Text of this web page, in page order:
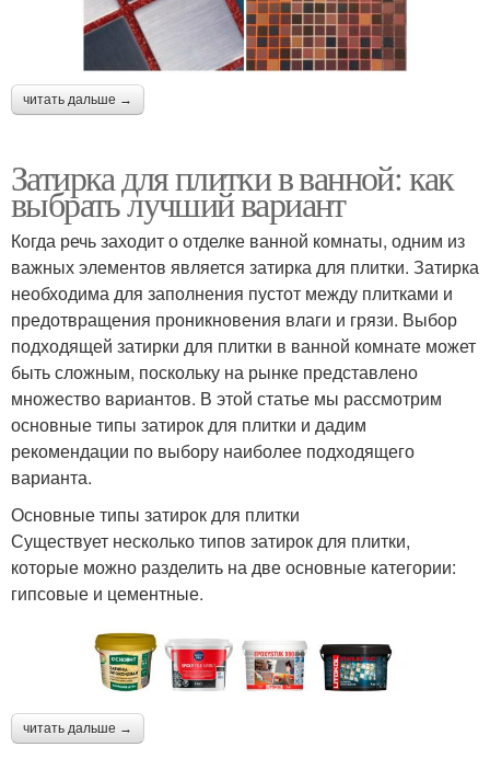
читать дальше →
Затирка для плитки в ванной: как
выбрать лучший вариант
Когда речь заходит о отделке ванной комнаты, одним из
важных элементов является затирка для плитки. Затирка
необходима для заполнения пустот между плитками и
предотвращения проникновения влаги и грязи. Выбор
подходящей затирки для плитки в ванной комнате может
быть сложным, поскольку на рынке представлено
множество вариантов. В этой статье мы рассмотрим
основные типы затирок для плитки и дадим
рекомендации по выбору наиболее подходящего
варианта.
Основные типы затирок для плитки
Существует несколько типов затирок для плитки,
которые можно разделить на две основные категории:
гипсовые и цементные.
читать дальше →